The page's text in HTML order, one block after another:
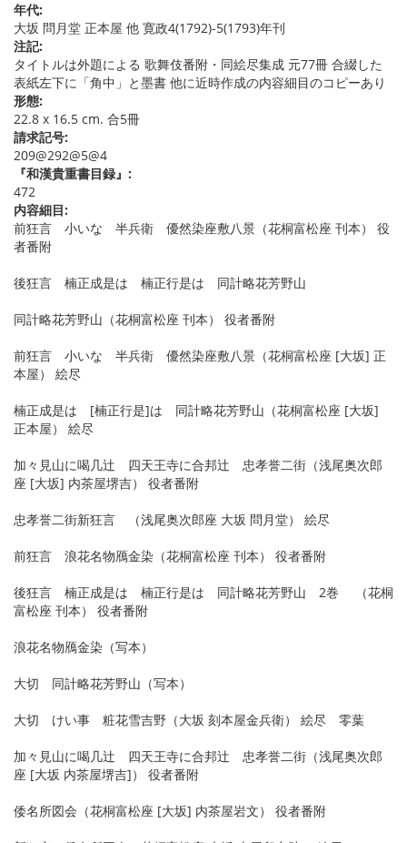
年代:
大坂 問月堂 正本屋 他 寛政4(1792)-5(1793)年刊
注記:
タイトルは外題による 歌舞伎番附・同絵尽集成 元77冊 合綴した
表紙左下に「角中」と墨書 他に近時作成の内容細目のコピーあり
形態:
22.8 x 16.5 cm. 合5冊
請求記号:
209@292@5@4
『和漢貴重書目録』:
472
内容細目:
前狂言 小いな 半兵衛 優然染座敷八景（花桐富松座 刊本） 役
者番附
後狂言 楠正成是は 楠正行是は 同計略花芳野山
同計略花芳野山（花桐富松座 刊本） 役者番附
前狂言 小いな 半兵衛 優然染座敷八景（花桐富松座 [大坂] 正
本屋） 絵尽
楠正成是は [楠正行是]は 同計略花芳野山（花桐富松座 [大坂]
正本屋） 絵尽
加々見山に喝几辻 四天王寺に合邦辻 忠孝誉二街（浅尾奥次郎
座 [大坂] 内茶屋堺吉） 役者番附
忠孝誉二街新狂言 （浅尾奥次郎座 大坂 問月堂） 絵尽
前狂言 浪花名物鴈金染（花桐富松座 刊本） 役者番附
後狂言 楠正成是は 楠正行是は 同計略花芳野山 2巻 （花桐
富松座 刊本） 役者番附
浪花名物鴈金染（写本）
大切 同計略花芳野山（写本）
大切 けい事 粧花雪吉野（大坂 刻本屋金兵衛） 絵尽 零葉
加々見山に喝几辻 四天王寺に合邦辻 忠孝誉二街（浅尾奥次郎
座 [大坂 内茶屋堺吉]） 役者番附
倭名所図会（花桐富松座 [大坂] 内茶屋岩文） 役者番附